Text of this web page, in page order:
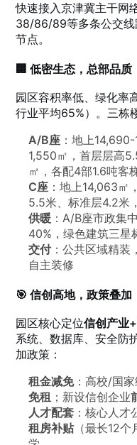
快速接入京津冀主干网
38/86/89等多条公交线
节点。
🏢 低密生态，总部品质
园区容积率低、绿化率
行业平均65%）。三栋
A/B座 ：地上
1,550㎡，首层层高
㎡，各配4部1.6吨客
C座 ：地上14,063㎡
5.5米、标准层4.2米
供暖 ：A/B座市政集
40%，绿色建筑三星
交付：公共区域精装
自主装修
🎯 信创高地，政策叠加
园区核心定位信创产业
系统、数据库、安全防
加政策：
租金减免：高校/国
免租 ；新设信创企业
人才配套 ：核心人才
租房补贴（最长12个